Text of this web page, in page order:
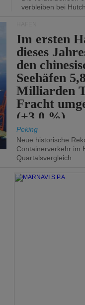
verbleiben bei
Im ersten
dieses
den
Seehäfen
Milliarden
Fracht
(+3,0 %).
Peking
Neue historische
Containerverkehr im
Quartalsvergleich